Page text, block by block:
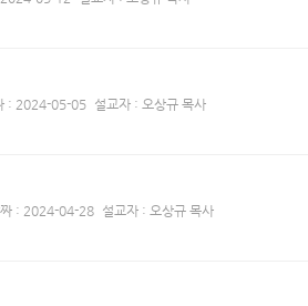
: 2024-05-05 설교자 : 오상규 목사
짜 : 2024-04-28 설교자 : 오상규 목사